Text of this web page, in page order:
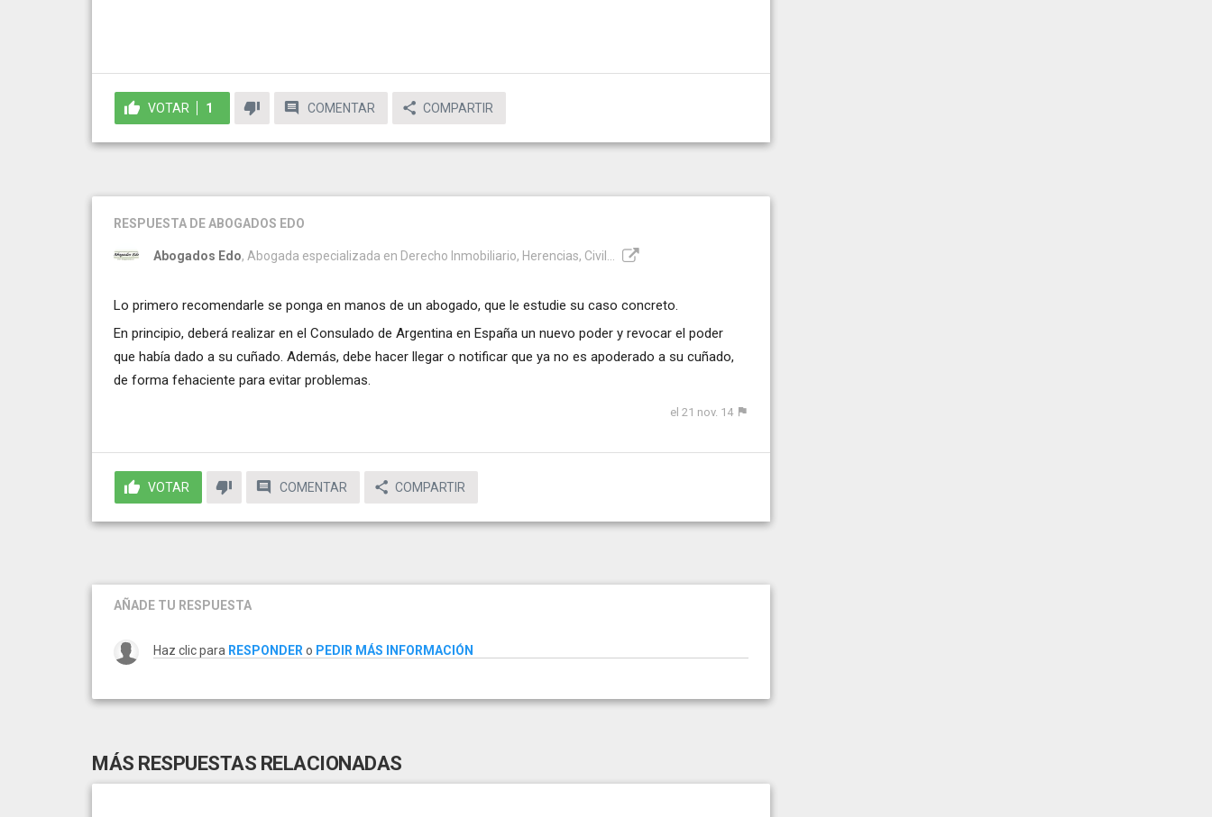
VOTAR 1 COMENTAR COMPARTIR
RESPUESTA DE ABOGADOS EDO
Abogados Edo, Abogada especializada en Derecho Inmobiliario, Herencias, Civil...
Lo primero recomendarle se ponga en manos de un abogado, que le estudie su caso concreto.
En principio, deberá realizar en el Consulado de Argentina en España un nuevo poder y revocar el poder
que había dado a su cuñado. Además, debe hacer llegar o notificar que ya no es apoderado a su cuñado,
de forma fehaciente para evitar problemas.
el 21 nov. 14
VOTAR COMENTAR COMPARTIR
AÑADE TU RESPUESTA
Haz clic para RESPONDERo PEDIR MÁS INFORMACIÓN
MÁS RESPUESTAS RELACIONADAS